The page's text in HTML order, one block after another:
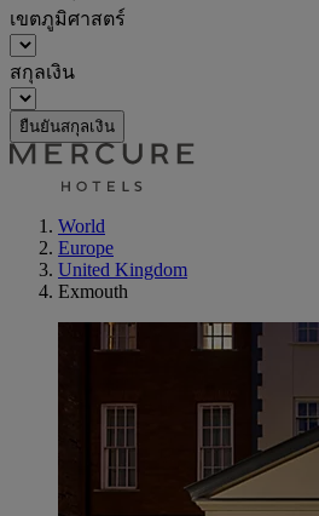
เขตภูมิศาสตร์
สกุลเงิน
ยืนยันสกุลเงิน
World
Europe
United Kingdom
Exmouth